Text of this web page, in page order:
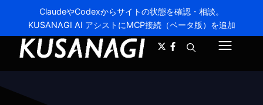
ClaudeやCodexからサイトの状態を確認・相談。
KUSANAGI AI アシストにMCP接続（ベータ版）を追加
ニ
A- A+